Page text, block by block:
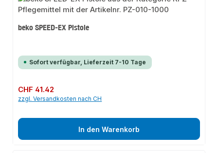
beko SPEED-EX Pistole
Sofort verfügbar, Lieferzeit 7-10 Tage
Regulärer Preis:
CHF 41.42
zzgl. Versandkosten nach CH
In den Warenkorb